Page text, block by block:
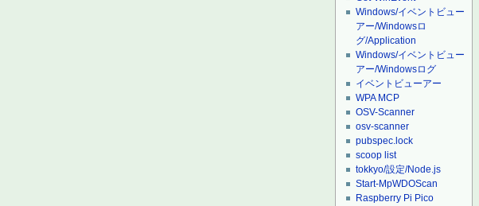
Windows/イベントビュー
アー/Windowsロ
グ/Application
Windows/イベントビュー
アー/Windowsログ
イベントビューアー
WPA MCP
OSV-Scanner
osv-scanner
pubspec.lock
scoop list
tokkyo/設定/Node.js
Start-MpWDOScan
Raspberry Pi Pico